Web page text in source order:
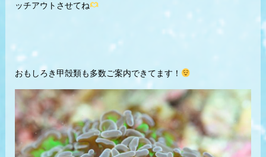
ッチアウトさせてね
おもしろき甲殻類も多数ご案内できてます！